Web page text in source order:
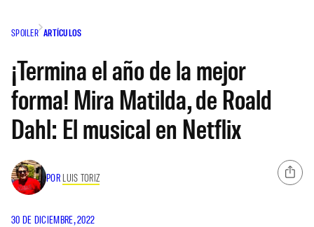
SPOILER ARTÍCULOS
¡Termina el año de la mejor
forma! Mira Matilda, de Roald
Dahl: El musical en Netflix
POR LUIS TORIZ
30 DE DICIEMBRE, 2022